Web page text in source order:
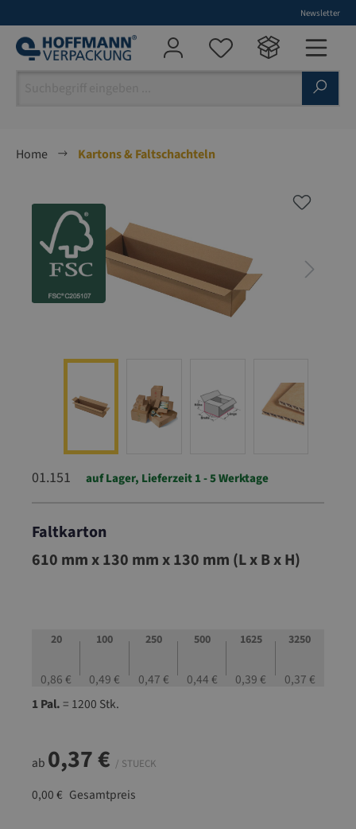
Newsletter
Home
Kartons & Faltschachteln
01.151 auf Lager, Lieferzeit 1 - 5 Werktage
Faltkarton
01.151
610 mm x 130 mm x 130 mm (L x B x H)
20
0,86 €
100
0,49 €
250
0,47 €
500
0,44 €
1625
0,39 €
3250
0,37 €
1 Pal.= 1200 Stk.
ab 0,37 € / STUECK
0,00 € Gesamtpreis